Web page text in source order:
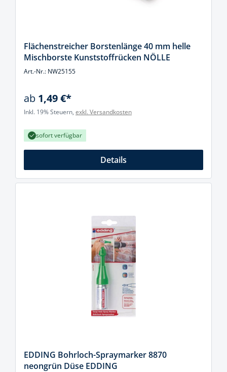
Flächenstreicher Borstenlänge 40 mm helle
Mischborste Kunststoffrücken NÖLLE
Art.-Nr.: NW25155
ab 1,49 €*
Inkl. 19% Steuern, exkl. Versandkosten
sofort verfügbar
Details
EDDING Bohrloch-Spraymarker 8870
neongrün Düse EDDING